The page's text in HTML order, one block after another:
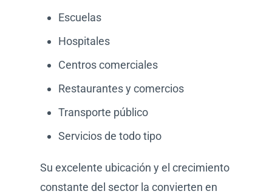
Escuelas
Hospitales
Centros comerciales
Restaurantes y comercios
Transporte público
Servicios de todo tipo
Su excelente ubicación y el crecimiento
constante del sector la convierten en